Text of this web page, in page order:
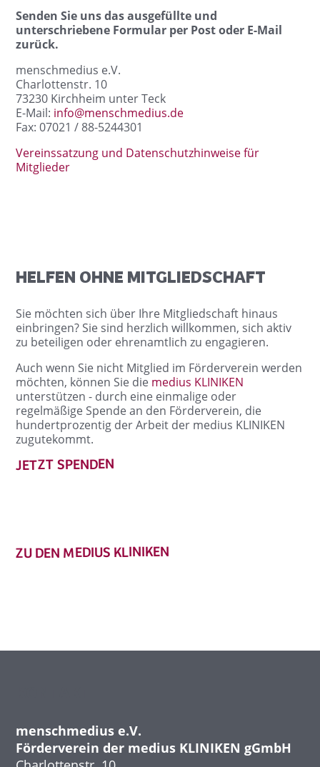
Senden Sie uns das ausgefüllte und
unterschriebene Formular per Post oder E-Mail
zurück.
menschmedius e.V.
Charlottenstr. 10
73230 Kirchheim unter Teck
E-Mail: info@menschmedius.de
Fax: 07021 / 88-5244301
Vereinssatzung und Datenschutzhinweise für
Mitglieder
HELFEN OHNE MITGLIEDSCHAFT
Sie möchten sich über Ihre Mitgliedschaft hinaus
einbringen? Sie sind herzlich willkommen, sich aktiv
zu beteiligen oder ehrenamtlich zu engagieren.
Auch wenn Sie nicht Mitglied im Förderverein werden
möchten, können Sie die medius KLINIKEN
unterstützen - durch eine einmalige oder
regelmäßige Spende an den Förderverein, die
hundertprozentig der Arbeit der medius KLINIKEN
zugutekommt.
JETZT SPENDEN
ZU DEN MEDIUS KLINIKEN
menschmedius e.V.
Förderverein der medius KLINIKEN gGmbH